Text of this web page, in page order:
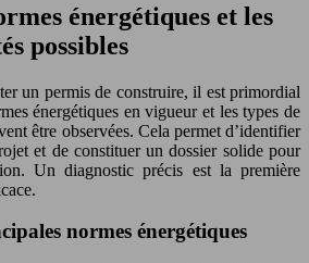
énergétiques et les
possibles
un permis de construire, il est primordial
énergétiques en vigueur et les types de
être observées. Cela permet d’identifier
et de constituer un dossier solide pour
Un diagnostic précis est la première
normes énergétiques